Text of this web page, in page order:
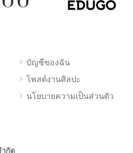
บัญชีของฉัน
โพสต์งานศิลปะ
นโยบายความเป็นส่วนตัว
กัด